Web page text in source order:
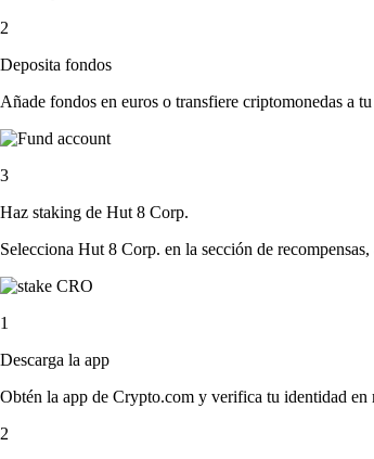
2
Deposita fondos
Añade fondos en euros o transfiere criptomonedas a
3
Haz staking de Hut 8 Corp.
Selecciona Hut 8 Corp. en la sección de
1
Descarga la app
Obtén la app de Crypto.com y verifica tu identidad en
2